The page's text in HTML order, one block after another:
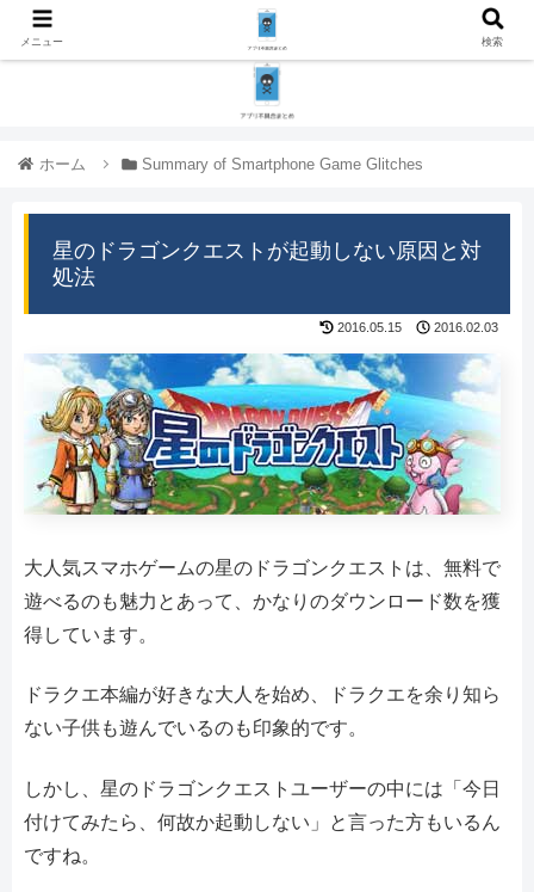
ホーム Summary of Smartphone Game Glitches
星のドラゴンクエストが起動しない原因と対
処法
2016.05.15 2016.02.03
大人気スマホゲームの星のドラゴンクエストは、無料で
遊べるのも魅力とあって、かなりのダウンロード数を獲
得しています。
ドラクエ本編が好きな大人を始め、ドラクエを余り知ら
ない子供も遊んでいるのも印象的です。
しかし、星のドラゴンクエストユーザーの中には「今日
付けてみたら、何故か起動しない」と言った方もいるん
ですね。
メニュー 検索